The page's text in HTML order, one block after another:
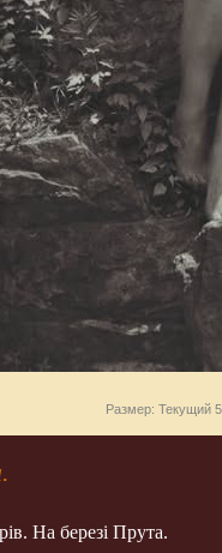
Размер: Текущий
На березі Прута.